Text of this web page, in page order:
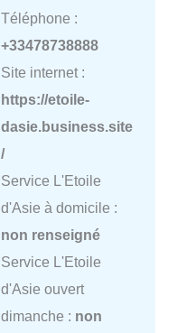
Téléphone :
+33478738888
Site internet :
https://etoile-
dasie.business.site
/
Service L'Etoile
d'Asie à domicile :
non renseigné
Service L'Etoile
d'Asie ouvert
dimanche : non